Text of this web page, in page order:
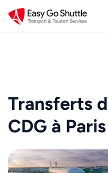
Transferts
CDG à Paris